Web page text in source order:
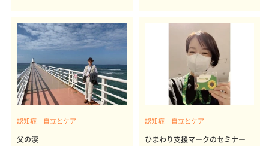
認知症 自立とケア
父の涙
認知症 自立とケア
ひまわり支援マークのセミナー